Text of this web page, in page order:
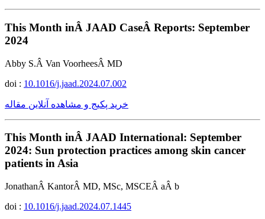
This Month inÂ JAAD CaseÂ Reports: September
2024
Abby S.Â Van VoorheesÂ MD
doi : 10.1016/j.jaad.2024.07.002
خرید پکیج و مشاهده آنلاین مقاله
This Month inÂ JAAD International: September
2024: Sun protection practices among skin cancer
patients in Asia
JonathanÂ KantorÂ MD, MSc, MSCEÂ aÂ b
doi : 10.1016/j.jaad.2024.07.1445